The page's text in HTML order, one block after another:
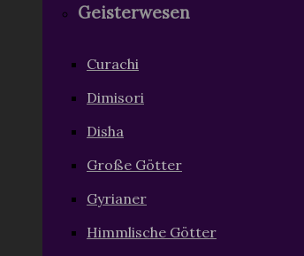
Geisterwesen
Curachi
Dimisori
Disha
Große Götter
Gyrianer
Himmlische Götter